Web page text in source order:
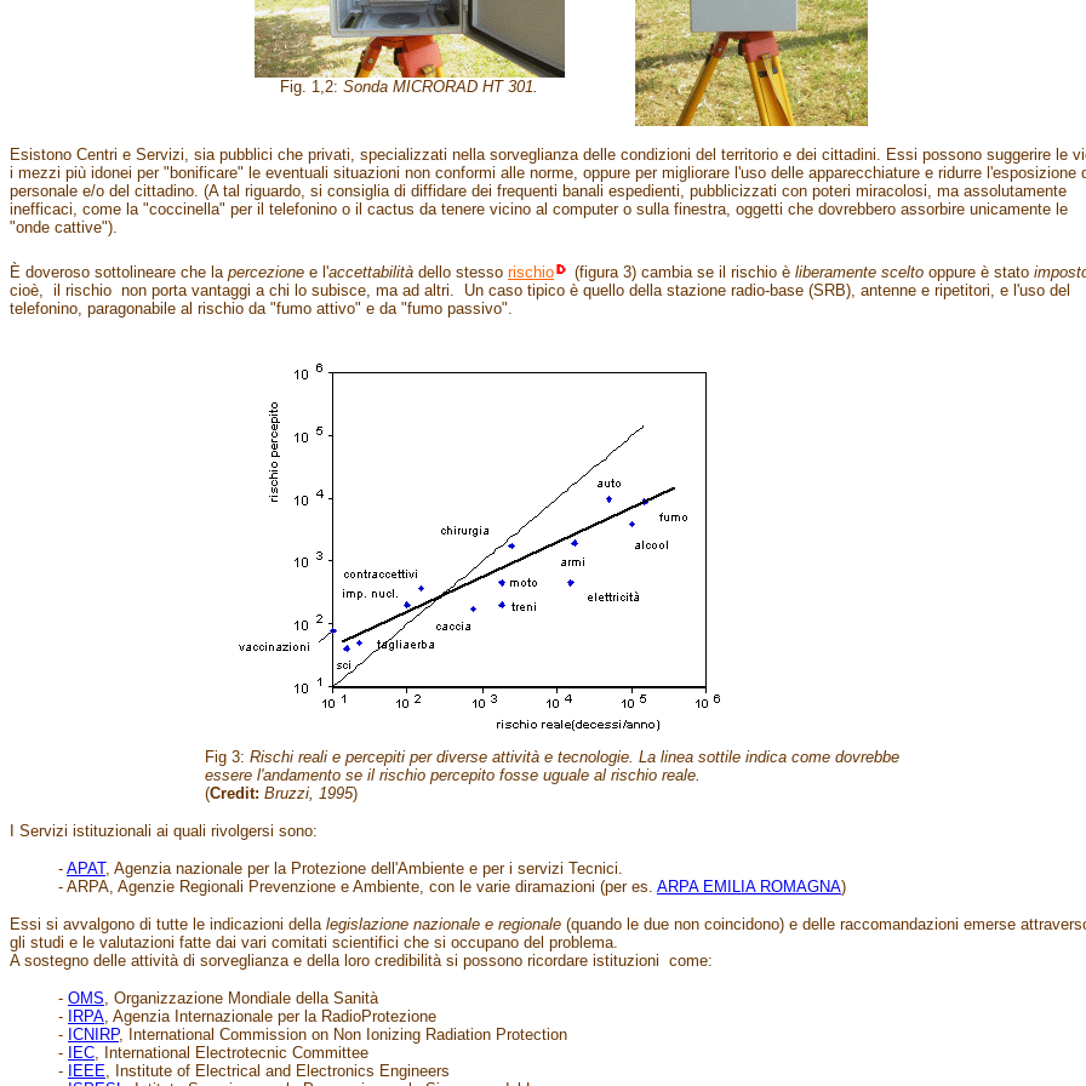
Fig. 1,2: Sonda MICRORAD HT 301.
Esistono Centri e Servizi, sia pubblici che privati, specializzati nella sorveglianza delle condizioni del territorio e dei cittadini. Essi possono suggerire le
i mezzi più idonei per "bonificare" le eventuali situazioni non conformi alle norme, oppure per migliorare l'uso delle apparecchiature e ridurre l'esposizione
personale e/o del cittadino. (A tal riguardo, si consiglia di diffidare dei frequenti banali espedienti, pubblicizzati con poteri miracolosi, ma assolutamente
inefficaci, come la "coccinella" per il telefonino o il cactus da tenere vicino al computer o sulla finestra, oggetti che dovrebbero assorbire unicamente le
"onde cattive").
È doveroso sottolineare che la percezione e l'accettabilità dello stesso rischio (figura 3) cambia se il rischio è liberamente scelto oppure è stato
cioè, il rischio non porta vantaggi a chi lo subisce, ma ad altri. Un caso tipico è quello della stazione radio-base (SRB), antenne e ripetitori, e l'uso del
telefonino, paragonabile al rischio da "fumo attivo" e da "fumo passivo".
Fig 3: Rischi reali e percepiti per diverse attività e tecnologie. La linea sottile indica come dovrebbe
essere l'andamento se il rischio percepito fosse uguale al rischio reale.
(Credit: Bruzzi, 1995)
I Servizi istituzionali ai quali rivolgersi sono:
- APAT, Agenzia nazionale per la Protezione dell'Ambiente e per i servizi Tecnici.
- ARPA, Agenzie Regionali Prevenzione e Ambiente, con le varie diramazioni (per es. ARPA EMILIA ROMAGNA)
Essi si avvalgono di tutte le indicazioni della legislazione nazionale e regionale (quando le due non coincidono) e delle raccomandazioni emerse
gli studi e le valutazioni fatte dai vari comitati scientifici che si occupano del problema.
A sostegno delle attività di sorveglianza e della loro credibilità si possono ricordare istituzioni come:
- OMS , Organizzazione Mondiale della Sanità
-
IRPA , Agenzia Internazionale per la RadioProtezione
- ICNIRP, International Commission on Non Ionizing Radiation Protection
-
IEC , International Electrotecnic Committee
-
IEEE , Institute of Electrical and Electronics Engineers